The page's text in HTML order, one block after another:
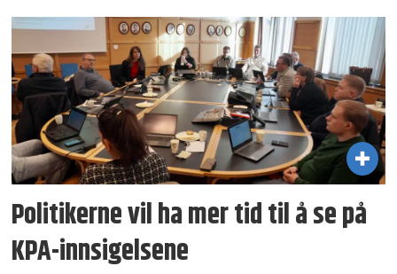
Politikerne vil ha mer tid til å se på
KPA-innsigelsene